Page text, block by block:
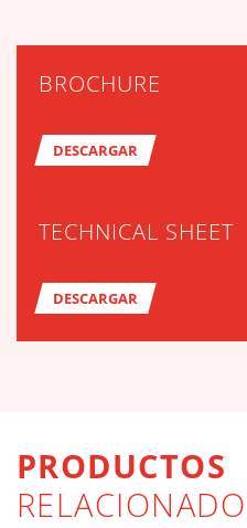
BROCHURE
DESCARGAR
TECHNICAL SHEET
DESCARGAR
PRODUCTOS